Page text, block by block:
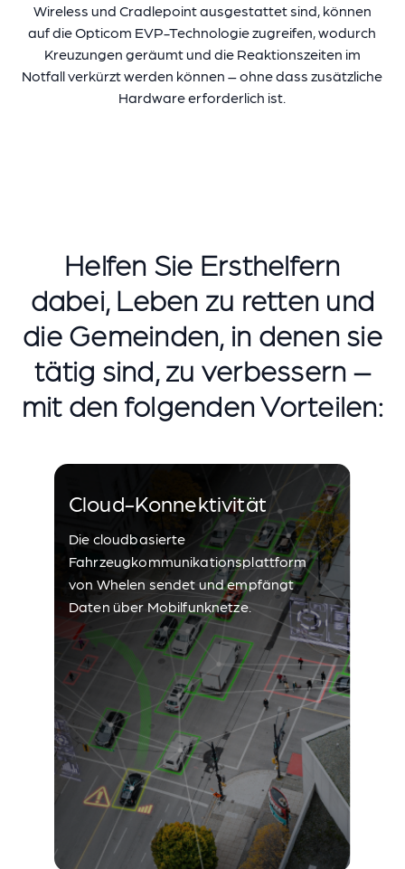
Wireless und Cradlepoint ausgestattet sind, können
auf die Opticom EVP-Technologie zugreifen , wodurch
Kreuzungen geräumt und die Reaktionszeiten im
Notfall verkürzt werden können – ohne dass zusätzliche
Hardware erforderlich ist.
Helfen Sie Ersthelfern
dabei, Leben zu retten und
die Gemeinden, in denen sie
tätig sind, zu verbessern –
mit den folgenden Vorteilen:
Cloud-Konnektivität
Die cloudbasierte
Fahrzeugkommunikationsplattform
von Whelen sendet und empfängt
Daten über Mobilfunknetze.